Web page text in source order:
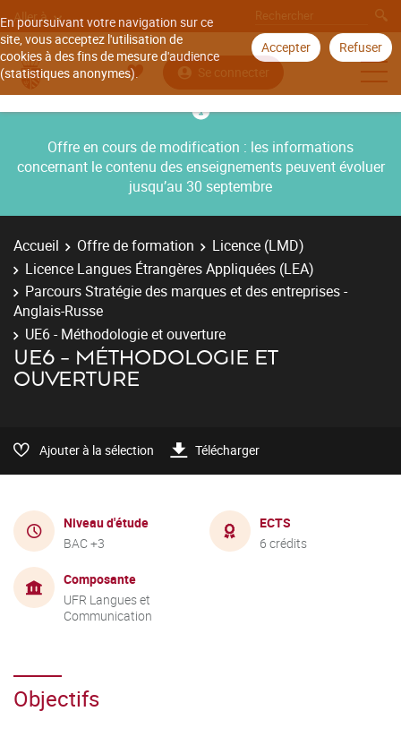
En poursuivant votre navigation sur ce
site, vous acceptez l'utilisation de
cookies à des fins de mesure d'audience
(statistiques anonymes).
Accepter Refuser
Aller à
Se connecter
Offre en cours de modification : les informations
concernant le contenu des enseignements peuvent évoluer
jusqu’au 30 septembre
Accueil Offre de formation
Licence (LMD)
Licence Langues Étrangères Appliquées (LEA)
Parcours Stratégie des marques et des entreprises -
Anglais-Russe
UE6 - Méthodologie et ouverture
UE6 - MÉTHODOLOGIE ET
OUVERTURE
Ajouter à la sélection Télécharger
Niveau d'étude
BAC +3
ECTS
6 crédits
Composante
UFR Langues et
Communication
Objectifs